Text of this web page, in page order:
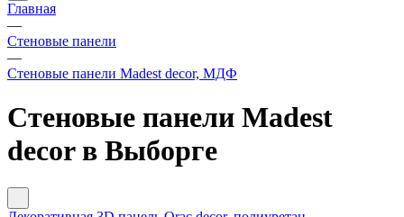
Главная
—
Стеновые панели
—
Стеновые панели Madest decor, МДФ
Стеновые панели Madest
decor в Выборге